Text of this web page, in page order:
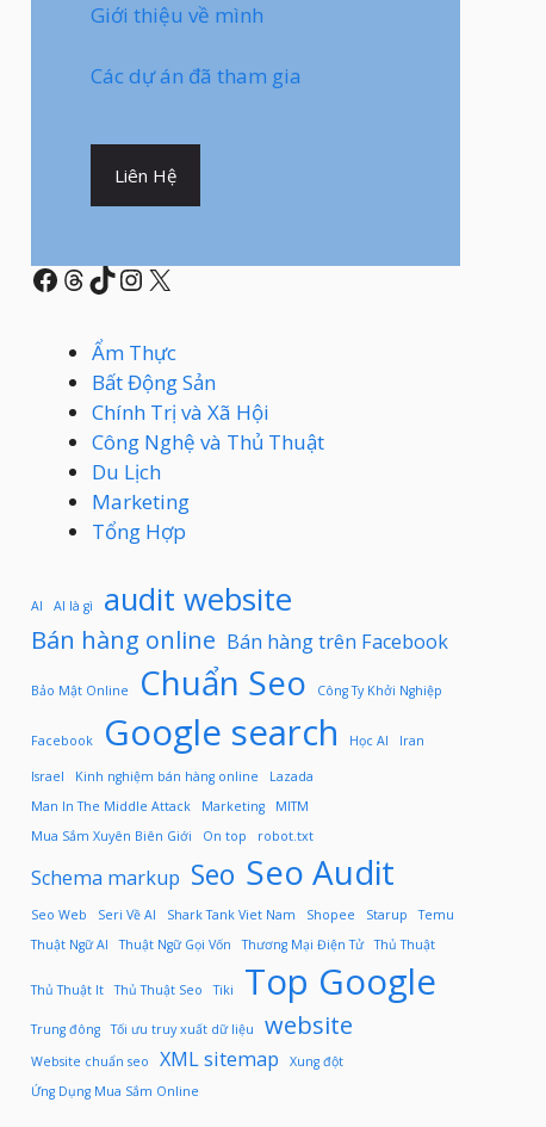
Giới thiệu về mình
Các dự án đã tham gia
Liên Hệ
Facebook
Threads
TikTok
Instagram
X
Ẩm Thực
Bất Động Sản
Chính Trị và Xã Hội
Công Nghệ và Thủ Thuật
Du Lịch
Marketing
Tổng Hợp
AI AI là gì audit website
Bán hàng online Bán hàng trên Facebook
Bảo Mật Online Chuẩn Seo Công Ty Khởi Nghiệp
Facebook Google search Học AI Iran
Israel Kinh nghiệm bán hàng online
Lazada
Man In The Middle Attack
Marketing
MITM
Mua Sắm Xuyên Biên Giới
On top robot.txt
Schema markup Seo Seo Audit
Seo Web Seri Về AI Shark Tank Viet Nam Shopee Starup
Temu
Thuật Ngữ AI
Thuật Ngữ Gọi Vốn Thương Mại Điện Tử Thủ Thuật
Thủ Thuật It Thủ Thuật Seo Tiki Top Google
Trung đông Tối ưu truy xuất dữ liệu website
Website chuẩn seo XML sitemap
Xung đột
Ứng Dụng Mua Sắm Online